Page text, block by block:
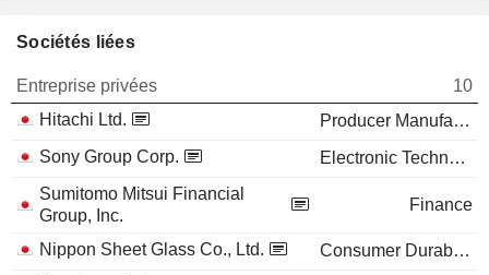
Sociétés liées
Entreprise privées
10
Hitachi Ltd.
Producer Manufacturing
Sony Group Corp.
Electronic Technology
Sumitomo Mitsui Financial
Group, Inc.
Finance
Nippon Sheet Glass Co., Ltd.
Consumer Durables